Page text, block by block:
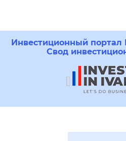
Инвестиционный портал
Свод